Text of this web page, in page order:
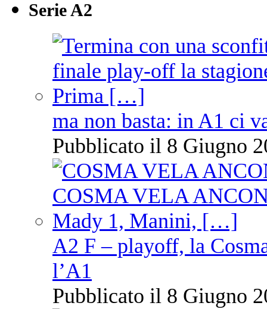
Serie A2
ma non basta: in A1 ci
Pubblicato il 8 Giugno
A2 F – playoff, la
l’A1
Pubblicato il 8 Giugno